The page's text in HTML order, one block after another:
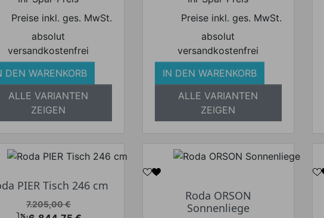
Preise inkl. ges. MwSt.
absolut
versandkostenfrei
DEN WARENKORB
ALLE VARIANTEN
ZEIGEN
Preise inkl. ges. MwSt.
absolut
versandkostenfrei
IN DEN WARENKORB
ALLE VARIANTEN
ZEIGEN
PIER Tisch 246 cm
Verkaufspreis
7.205,00 €
Roda ORSON
Sonnenliege